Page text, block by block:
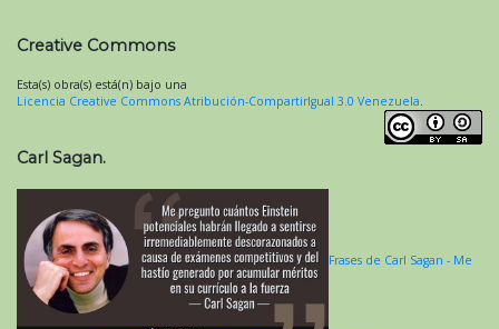
Creative Commons
Esta(s) obra(s) está(n) bajo una
Licencia Creative Commons Atribución-CompartirIgual 3.0 Venezuela
Carl Sagan.
Frases de Carl Sagan - Me